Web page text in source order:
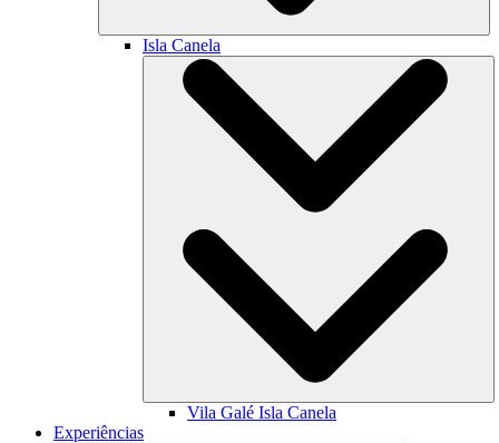
Isla Canela
Vila Galé Isla Canela
Experiências